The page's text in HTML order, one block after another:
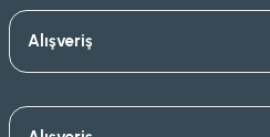
Alışveriş